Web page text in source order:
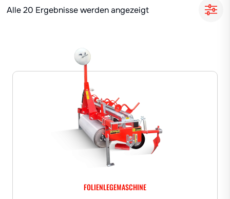
Alle 20 Ergebnisse werden angezeigt
FOLIENLEGEMASCHINE